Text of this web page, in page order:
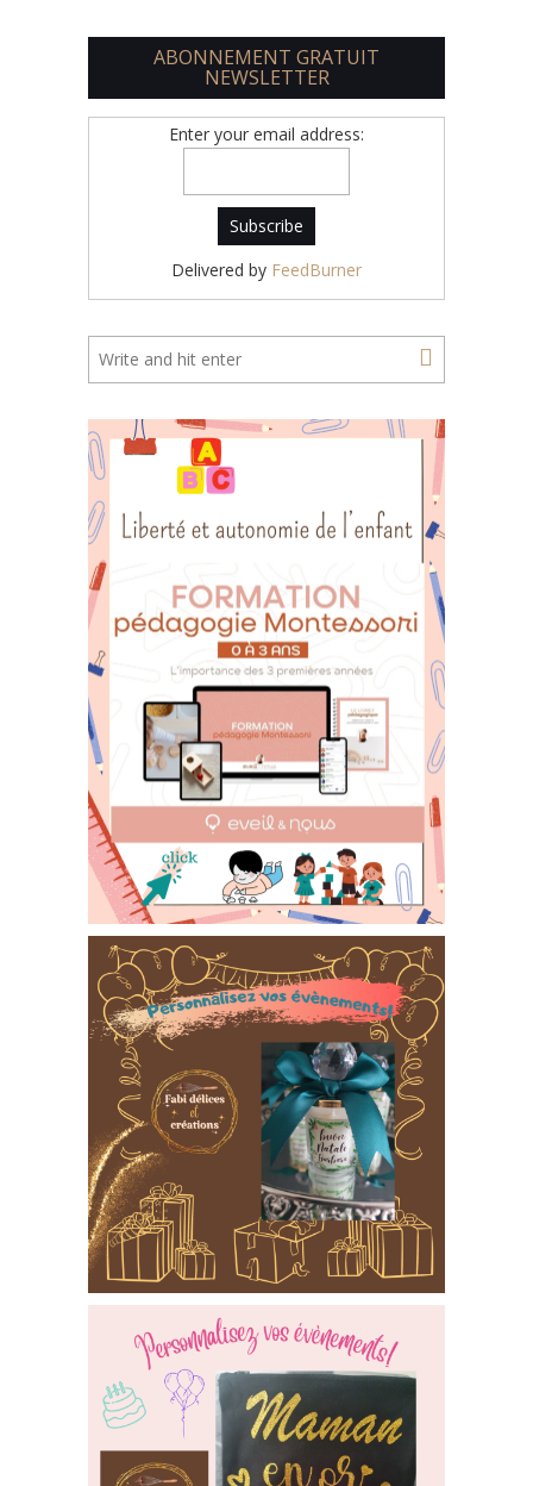
ABONNEMENT GRATUIT
NEWSLETTER
Enter your email address:
Delivered by FeedBurner